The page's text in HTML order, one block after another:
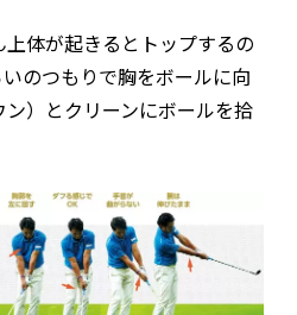
体が起きるとトップするの
のつもりで胸をボールに向
）とクリーンにボールを拾